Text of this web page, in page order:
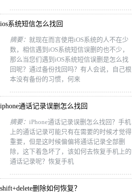
ios系统短信怎么找回
摘要： 就现在而言使用iOS系统的人不在少
数，相信遇到iOS系统短信误删的也不少，
那么当您们遇到iOS系统短信误删是怎么找
回呢？通过备份找回吗？有人会说，自己根
本没有备份的习惯，何来
iphone通话记录误删怎么找回
摘要： iPhone通话记录误删怎么找回？手机
上的通话记录可能只有在需要的时候才觉得
重要，但是这时候偏偏将通话记录全部删
除，这下着急坏了，该如何去恢复手机上的
通话记录呢？恢复手机
shift+delete删除如何恢复？